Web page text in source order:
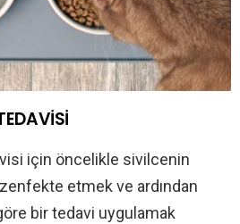
için öncelikle sivilcenin
etmek ve ardından
bir tedavi uygulamak